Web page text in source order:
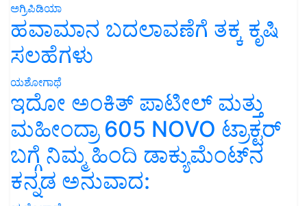
ಅಗ್ರಿಪಿಡಿಯಾ
ಹವಾಮಾನ ಬದಲಾವಣೆಗೆ ತಕ್ಕ ಕೃಷಿ
ಸಲಹೆಗಳು
ಯಶೋಗಾಥೆ
ಇದೋ ಅಂಕಿತ್ ಪಾಟೀಲ್ ಮತ್ತು
ಮಹೀಂದ್ರಾ 605 NOVO ಟ್ರಾಕ್ಟರ್
ಬಗ್ಗೆ ನಿಮ್ಮ ಹಿಂದಿ ಡಾಕ್ಯುಮೆಂಟ್‌ನ
ಕನ್ನಡ ಅನುವಾದ: